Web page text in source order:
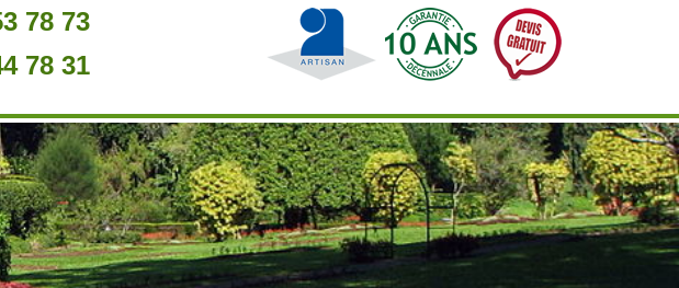
78 73
78 31